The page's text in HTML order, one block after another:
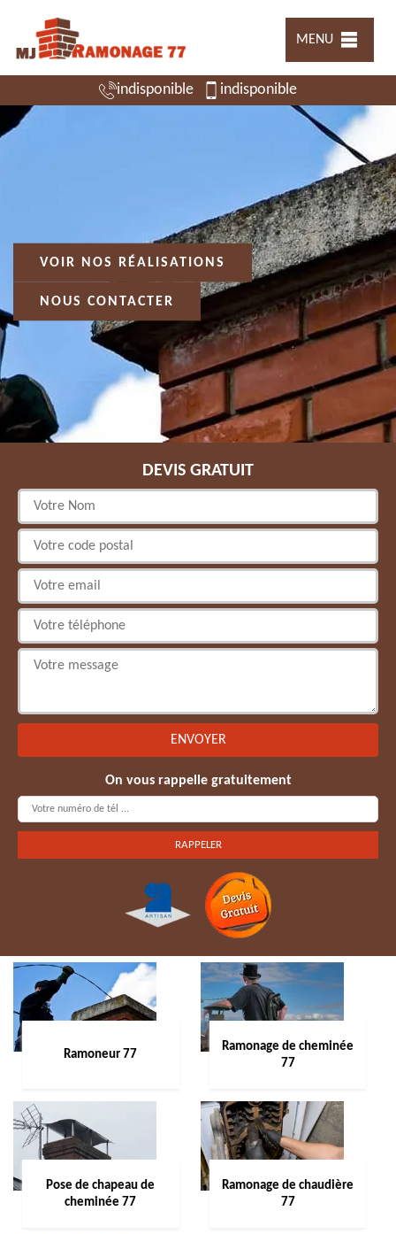
MENU
indisponible indisponible
VOIR NOS RÉALISATIONS
NOUS CONTACTER
DEVIS GRATUIT
On vous rappelle gratuitement
Ramoneur 77
Ramonage de cheminée
77
Pose de chapeau de
cheminée 77
Ramonage de chaudière
77